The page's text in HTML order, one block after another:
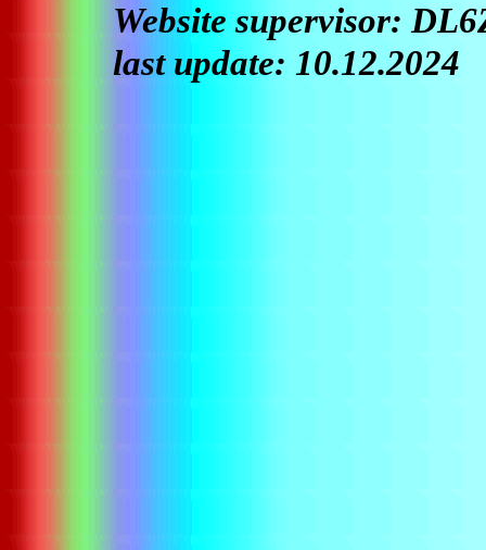
Website supervisor:
last update: 10.12.2024